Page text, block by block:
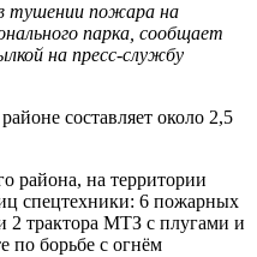
в тушении пожара на
парка, сообщает
на пресс-службу
составляет около 2,5
района, на территории
спецтехники: 6 пожарных
2 трактора МТЗ с плугами и
по борьбе с огнём